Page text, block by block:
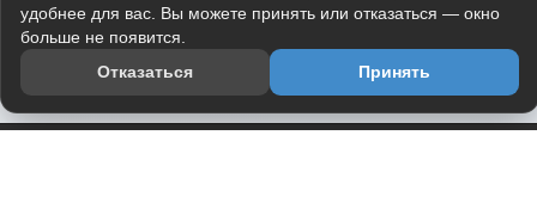
удобнее для вас. Вы можете принять или отказаться — окно
больше не появится.
Отказаться
Принять